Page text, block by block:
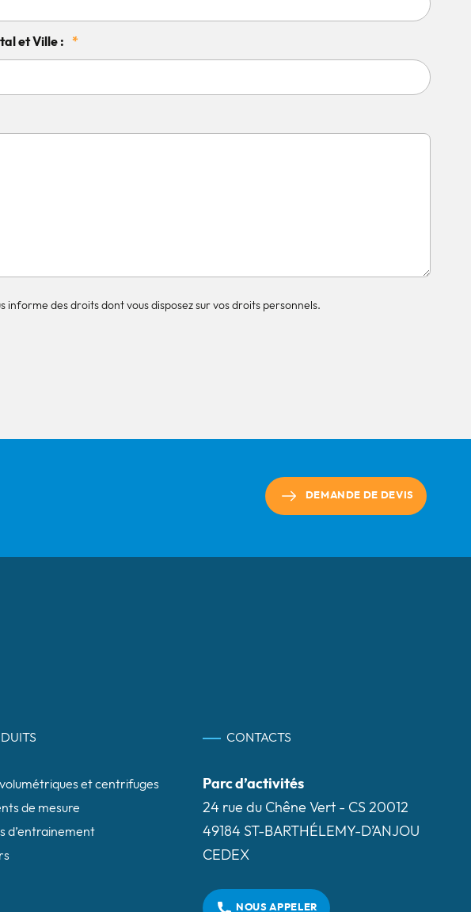
et Ville : *
informe des droits dont vous disposez sur vos droits personnels.
DEMANDE DE DEVIS
et centrifuges
de mesure
d’entrainement
CONTACTS
Parc d’activités
24 rue du Chêne Vert - CS 20012
49184 ST-BARTHÉLEMY-D’ANJOU
CEDEX
NOUS APPELER